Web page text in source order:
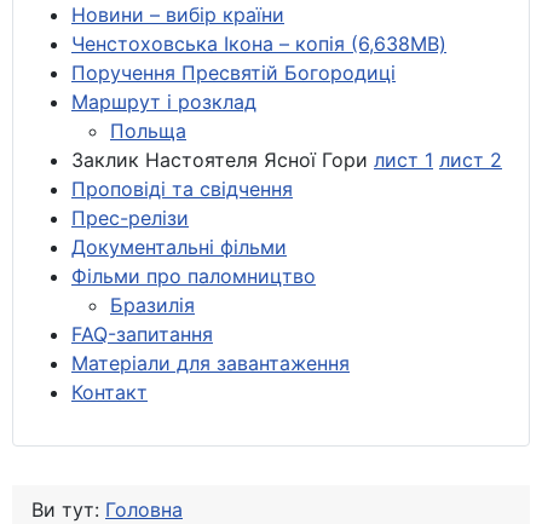
Новини – вибір країни
Ченстоховська Ікона – копія (6,638MB)
Поручення Пресвятій Богородиці
Маршрут і розклад
Польща
Заклик Настоятеля Ясної Гори лист 1 лист 2
Проповіді та свідчення
Прес-релізи
Документальні фільми
Фільми про паломництво
Бразилія
FAQ-запитання
Матеріали для завантаження
Контакт
Ви тут: Головна